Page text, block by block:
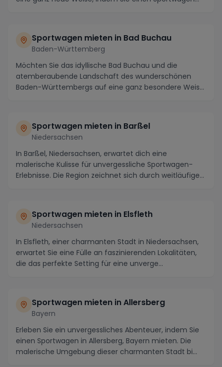
Sportwagen mieten in Bad Buchau
Baden-Württemberg
Möchten Sie das idyllische Bad Buchau und die
atemberaubende Landschaft des wunderschönen
Baden-Württembergs auf eine ganz besondere Weise
Sportwagen mieten in Barßel
Niedersachsen
In Barßel, Niedersachsen, erwartet dich eine
malerische Kulisse für unvergessliche Sportwagen-
Erlebnisse. Die Region zeichnet sich durch weitläufige
Sportwagen mieten in Elsfleth
Niedersachsen
In Elsfleth, einer charmanten Stadt in Niedersachsen,
erwartet Sie eine Fülle an faszinierenden Lokalitäten,
die das perfekte Setting für eine unverge...
Sportwagen mieten in Allersberg
Bayern
Erleben Sie ein unvergessliches Abenteuer, indem Sie
einen Sportwagen in Allersberg, Bayern mieten. Die
malerische Umgebung dieser charmanten Stadt bi...